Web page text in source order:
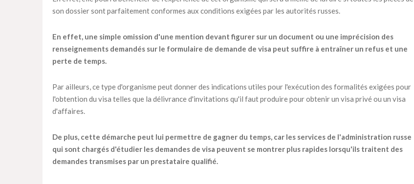
son dossier sont parfaitement conformes aux conditions exigées par les autorités russes.
En effet, une simple omission d'une mention devant figurer sur un document ou une imprécision des
renseignements demandés sur le formulaire de demande de visa peut suffire à entraîner un refus et une
perte de temps.
Par ailleurs, ce type d'organisme peut donner des indications utiles pour l'exécution des formalités exigées pour
l'obtention du visa telles que la délivrance d'invitations qu'il faut produire pour obtenir un visa privé ou un visa
d'affaires.
De plus, cette démarche peut lui permettre de gagner du temps, car les services de l'administration russe
qui sont chargés d'étudier les demandes de visa peuvent se montrer plus rapides lorsqu'ils traitent des
demandes transmises par un prestataire qualifié.